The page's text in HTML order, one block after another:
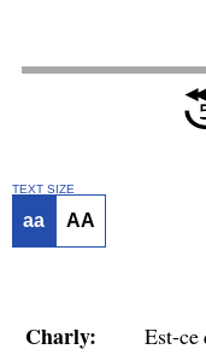
TEXT SIZE
aa AA
Charly: Est-ce